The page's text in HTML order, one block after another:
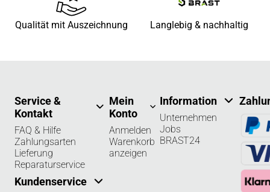
Qualität mit Auszeichnung Langlebig & nachhaltig
Service &
Kontakt
FAQ & Hilfe
Zahlungsarten
Lieferung
Reparaturservice
Kundenservice
Mein
Konto
Anmelden
Warenkorb
anzeigen
Information
Unternehmen
Jobs
BRAST24